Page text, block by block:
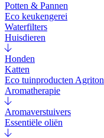
Potten & Pannen
Eco keukengerei
Waterfilters
Huisdieren
Honden
Katten
Eco tuinproducten Agriton
Aromatherapie
Aromaverstuivers
Essentiële oliën